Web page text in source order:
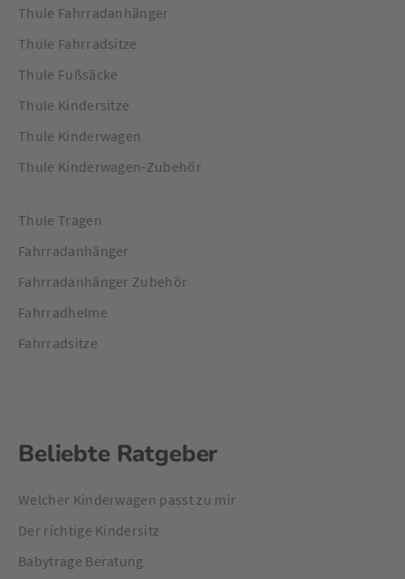
oder Ski-Set (separat erhältlich) ganz einfach in einen
großartigen Trainingsbegleiter verwandeln. Du und dein
Kind können reibungsloser und bequemer als je zuvor
zwischen den Trainingsaktivitäten wechseln.
Thule Fahrradanhänger
Thule Fahrradsitze
Thule Fußsäcke
Thule Kindersitze
Thule Kinderwagen
Thule Kinderwagen-Zubehör
Thule Tragen
Fahrradanhänger
Fahrradanhänger Zubehör
Fahrradhelme
Fahrradsitze
Beliebte Ratgeber
Welcher Kinderwagen passt zu mir
Der richtige Kindersitz
Babytrage Beratung